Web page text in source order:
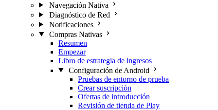
Navegación Nativa
Diagnóstico de Red
Notificaciones
Compras Nativas
Resumen
Empezar
Libro de estrategia de ingresos
Configuración de Android
Pruebas de entorno de prueba
Crear suscripción
Ofertas de introducción
Revisión de tienda de Play